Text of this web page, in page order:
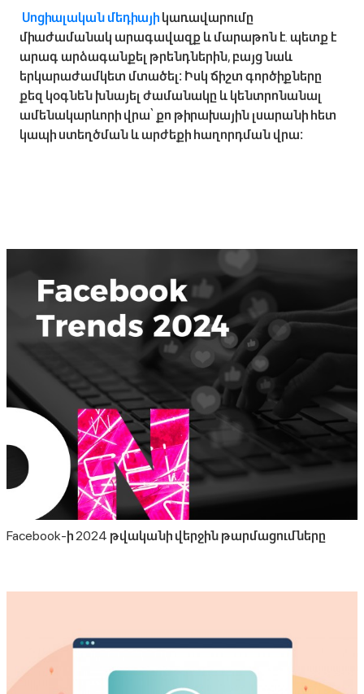
Սոցիալական մեդիայի կառավարումը
միաժամանակ արագավազք և մարաթոն է․ պետք է
արագ արձագանքել թրենդներին, բայց նաև
երկարաժամկետ մտածել։ Իսկ ճիշտ գործիքները
քեզ կօգնեն խնայել ժամանակը և կենտրոնանալ
ամենակարևորի վրա՝ քո թիրախային լսարանի հետ
կապի ստեղծման և արժեքի հաղորդման վրա։
Facebook-ի 2024 թվականի վերջին թարմացումները